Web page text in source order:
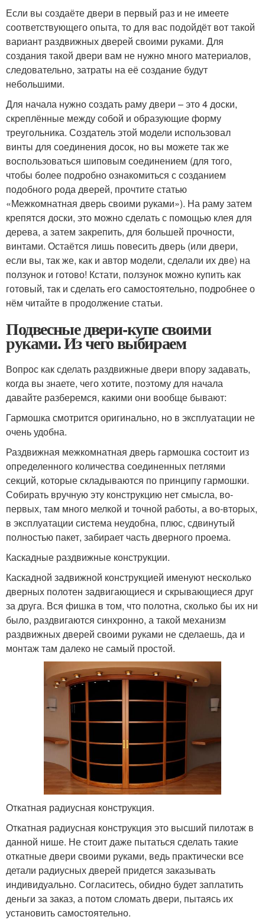
Если вы создаёте двери в первый раз и не имеете
соответствующего опыта, то для вас подойдёт вот такой
вариант раздвижных дверей своими руками. Для
создания такой двери вам не нужно много материалов,
следовательно, затраты на её создание будут
небольшими.
Для начала нужно создать раму двери – это 4 доски,
скреплённые между собой и образующие форму
треугольника. Создатель этой модели использовал
винты для соединения досок, но вы можете так же
воспользоваться шиповым соединением (для того,
чтобы более подробно ознакомиться с созданием
подобного рода дверей, прочтите статью
«Межкомнатная дверь своими руками»). На раму затем
крепятся доски, это можно сделать с помощью клея для
дерева, а затем закрепить, для большей прочности,
винтами. Остаётся лишь повесить дверь (или двери,
если вы, так же, как и автор модели, сделали их две) на
ползунок и готово! Кстати, ползунок можно купить как
готовый, так и сделать его самостоятельно, подробнее о
нём читайте в продолжение статьи.
Подвесные двери-купе своими
руками. Из чего выбираем
Вопрос как сделать раздвижные двери впору задавать,
когда вы знаете, чего хотите, поэтому для начала
давайте разберемся, какими они вообще бывают:
Гармошка смотрится оригинально, но в эксплуатации не
очень удобна.
Раздвижная межкомнатная дверь гармошка состоит из
определенного количества соединенных петлями
секций, которые складываются по принципу гармошки.
Собирать вручную эту конструкцию нет смысла, во-
первых, там много мелкой и точной работы, а во-вторых,
в эксплуатации система неудобна, плюс, сдвинутый
полностью пакет, забирает часть дверного проема.
Каскадные раздвижные конструкции.
Каскадной задвижной конструкцией именуют несколько
дверных полотен задвигающиеся и скрывающиеся друг
за друга. Вся фишка в том, что полотна, сколько бы их ни
было, раздвигаются синхронно, а такой механизм
раздвижных дверей своими руками не сделаешь, да и
монтаж там далеко не самый простой.
Откатная радиусная конструкция.
Откатная радиусная конструкция это высший пилотаж в
данной нише. Не стоит даже пытаться сделать такие
откатные двери своими руками, ведь практически все
детали радиусных дверей придется заказывать
индивидуально. Согласитесь, обидно будет заплатить
деньги за заказ, а потом сломать двери, пытаясь их
установить самостоятельно.